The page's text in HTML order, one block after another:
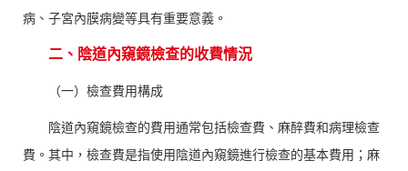
病、子宮內膜病變等具有重要意義。
二、陰道內窺鏡檢查的收費情況
（一）檢查費用構成
陰道內窺鏡檢查的費用通常包括檢查費、麻醉費和病理檢查
費。其中，檢查費是指使用陰道內窺鏡進行檢查的基本費用；麻